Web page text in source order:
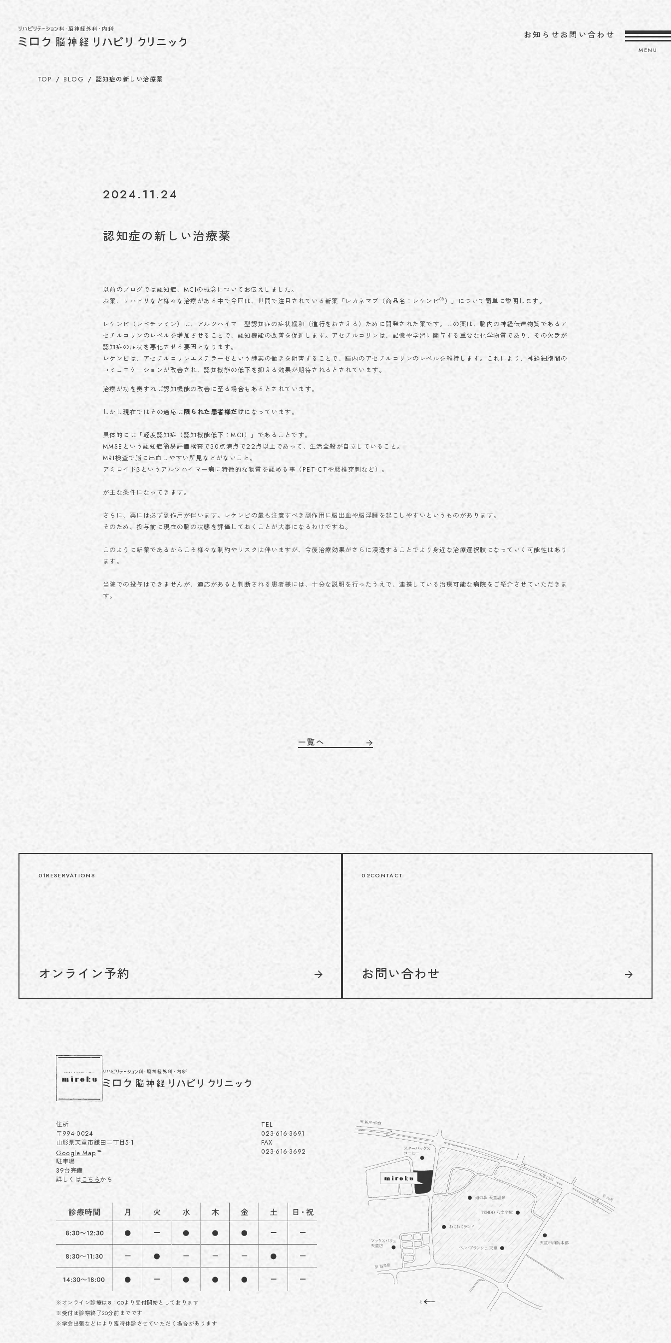
お知らせお問い合わせ
MENU
お問い合わせ
TEL023-616-3691
プライバシーポリシー
TOP BLOG 認知症の新しい治療薬
2024.11.24
認知症の新しい治療薬
以前のブログでは認知症、MCIの概念についてお伝えしました。
お薬、リハビリなど様々な治療がある中で今回は、世間で注目されている新薬「レカネマブ（商品名：レケンビⓇ ）」について簡単に説明します。
レケンビ（レベチラミン）は、アルツハイマー型認知症の症状緩和（進行をおさえる）ために開発された薬です。この薬は、脳内の神経伝達物質であるア
セチルコリンのレベルを増加させることで、認知機能の改善を促進します。アセチルコリンは、記憶や学習に関与する重要な化学物質であり、その欠乏が
認知症の症状を悪化させる要因となります。
レケンビは、アセチルコリンエステラーゼという酵素の働きを阻害することで、脳内のアセチルコリンのレベルを維持します。これにより、神経細胞間の
コミュニケーションが改善され、認知機能の低下を抑える効果が期待されるとされています。
治療が功を奏すれば認知機能の改善に至る場合もあるとされています。
しかし現在ではその適応は限られた患者様だけになっています。
具体的には「軽度認知症（認知機能低下：MCI）」であることです。
MMSEという認知症簡易評価検査で30点満点で22点以上であって、生活全般が自立していること。
MRI検査で脳に出血しやすい所見などがないこと。
アミロイドβというアルツハイマー病に特徴的な物質を認める事（PET-CTや腰椎穿刺など）。
が主な条件になってきます。
さらに、薬には必ず副作用が伴います。レケンビの最も注意すべき副作用に脳出血や脳浮腫を起こしやすいというものがあります。
そのため、投与前に現在の脳の状態を評価しておくことが大事になるわけですね。
このように新薬であるからこそ様々な制約やリスクは伴いますが、今後治療効果がさらに浸透することでより身近な治療選択肢になっていく可能性はあり
ます。
当院での投与はできませんが、適応があると判断される患者様には、十分な説明を行ったうえで、連携している治療可能な病院をご紹介させていただきま
す。
一覧へ
01RESERVATIONS
オンライン予約
02CONTACT
お問い合わせ
住所
〒994-0024
山形県天童市鎌田二丁目5-1
Google Map
駐車場
39台完備
詳しくはこちらから
TEL
023-616-3691
FAX
023-616-3692
※オンライン診療は8：00より受付開始としております
※受付は診察終了30分前までです
※学会出張などにより臨時休診させていただく場合があります